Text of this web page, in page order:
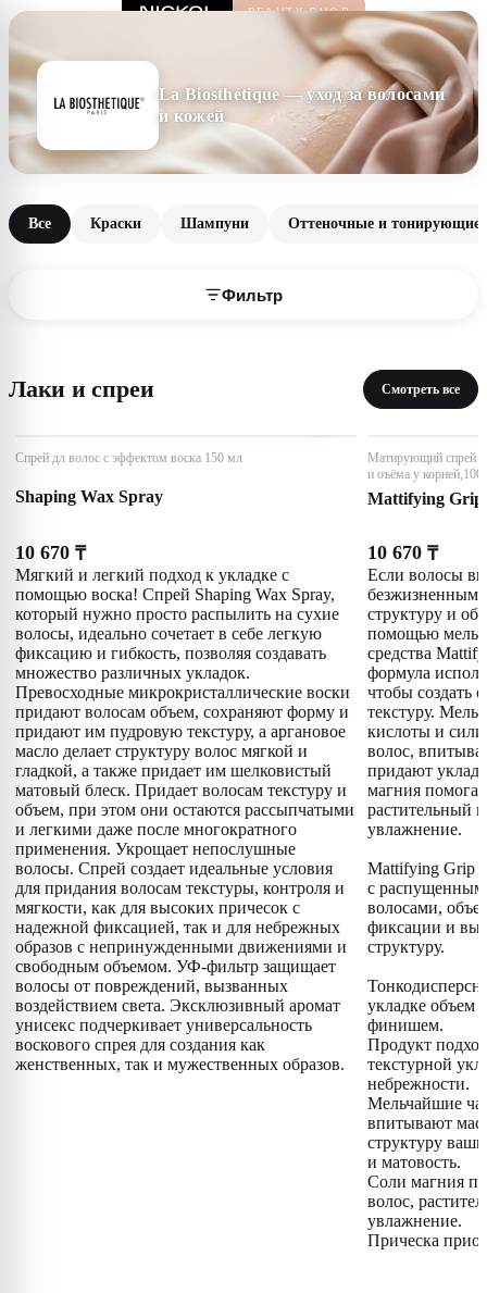
La Biosthétique — уход за волосами
и кожей
Все Краски Шампуни Оттеночные и тонирующие
Фильтр
Лаки и спреи Смотреть все
Спрей дл волос с эффектом воска 150 мл
Shaping Wax Spray
10 670 ₸
Мягкий и легкий подход к укладке с
помощью воска! Спрей Shaping Wax Spray,
который нужно просто распылить на сухие
волосы, идеально сочетает в себе легкую
фиксацию и гибкость, позволяя создавать
множество различных укладок.
Превосходные микрокристаллические воски
придают волосам объем, сохраняют форму и
придают им пудровую текстуру, а аргановое
масло делает структуру волос мягкой и
гладкой, а также придает им шелковистый
матовый блеск. Придает волосам текстуру и
объем, при этом они остаются рассыпчатыми
и легкими даже после многократного
применения. Укрощает непослушные
волосы. Спрей создает идеальные условия
для придания волосам текстуры, контроля и
мягкости, как для высоких причесок с
надежной фиксацией, так и для небрежных
образов с непринужденными движениями и
свободным объемом. УФ-фильтр защищает
волосы от повреждений, вызванных
воздействием света. Эксклюзивный аромат
унисекс подчеркивает универсальность
воскового спрея для создания как
женственных, так и мужественных образов.
Матирующий спрей
и оъёма у
Mattifying Grip
10 670 ₸
Если волосы
структуру и
помощью
средства
формула
чтобы создать
текстуру.
кислоты и
волос,
придают
магния
растительный
увлажнение.
Mattifying Grip
с
волосами,
фиксации и
структуру.
укладке объем
финишем.
Продукт
текстурной
небрежности.
Мельчайшие
впитывают
структуру
и матовость.
Соли магния
волос,
увлажнение.
Прическа